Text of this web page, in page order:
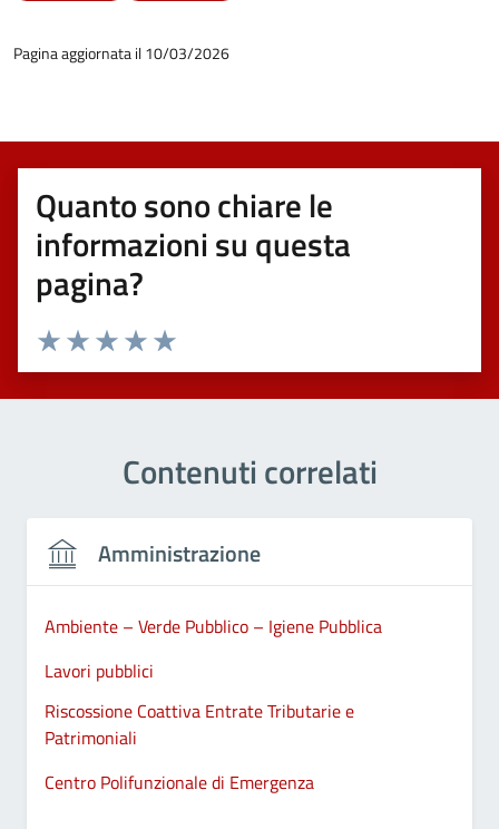
Pagina aggiornata il 10/03/2026
Quanto sono chiare le
informazioni su questa
pagina?
Valuta 5 stelle su 5
Valuta 4 stelle su 5
Valuta 3 stelle su 5
Valuta 2 stelle su 5
Valuta 1 stelle su 5
Contenuti correlati
Amministrazione
Ambiente – Verde Pubblico – Igiene Pubblica
Lavori pubblici
Riscossione Coattiva Entrate Tributarie e
Patrimoniali
Centro Polifunzionale di Emergenza